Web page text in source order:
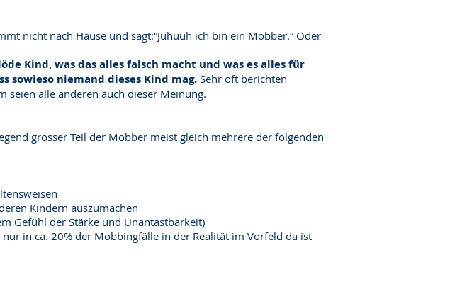
nicht nach Hause und sagt:“Juhuuh ich bin ein Mobber.“ Oder
Kind, was das alles falsch macht und was es alles für
sowieso niemand dieses Kind mag. Sehr oft berichten
seien alle anderen auch dieser Meinung.
grosser Teil der Mobber meist gleich mehrere der folgenden
Kindern auszumachen
Gefühl der Stärke und Unantastbarkeit)
in ca. 20% der Mobbingfälle in der Realität im Vorfeld da ist